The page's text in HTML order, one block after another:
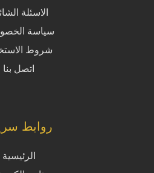
الاسئلة
سياسة
شروط
اتصل بنا
روابط
الرئيسية